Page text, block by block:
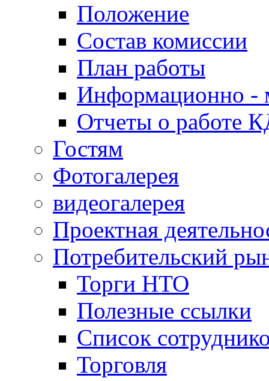
Положение
Состав комиссии
План работы
Информационно -
Отчеты о работе
Гостям
Фотогалерея
видеогалерея
Проектная
Потребительский
Торги НТО
Полезные ссылки
Список
Торговля